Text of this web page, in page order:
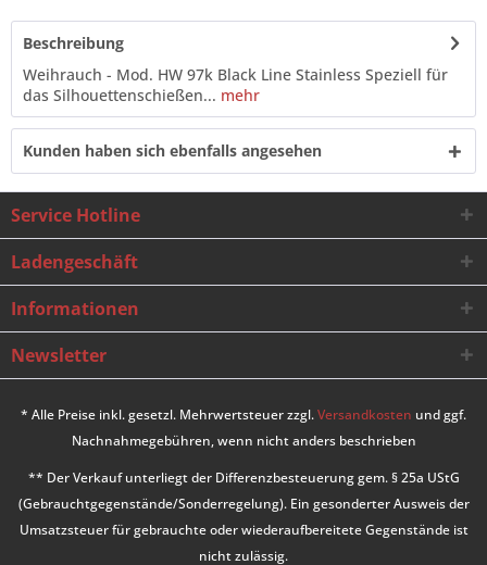
Beschreibung
Weihrauch - Mod. HW 97k Black Line Stainless Speziell für
das Silhouettenschießen... mehr
Kunden haben sich ebenfalls angesehen
Service Hotline
Ladengeschäft
Informationen
Newsletter
* Alle Preise inkl. gesetzl. Mehrwertsteuer zzgl.Versandkosten und ggf.
Nachnahmegebühren, wenn nicht anders beschrieben
** Der Verkauf unterliegt der Differenzbesteuerung gem. § 25a UStG
(Gebrauchtgegenstände/Sonderregelung). Ein gesonderter Ausweis der
Umsatzsteuer für gebrauchte oder wiederaufbereitete Gegenstände ist
nicht zulässig.